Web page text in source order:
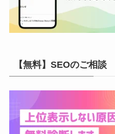
【無料】SEOのご相談